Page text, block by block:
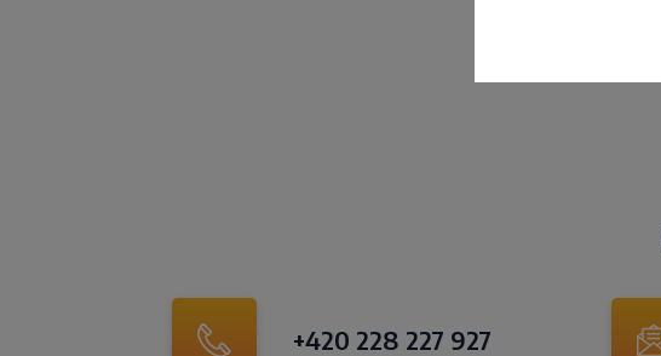
+420 228 227 927